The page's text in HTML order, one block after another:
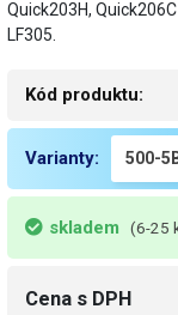
Quick203H,
LF305.
Kód produktu:
Varianty:
skladem (6-25
Cena s DPH